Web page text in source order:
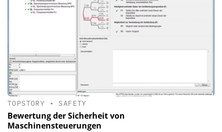
TOPSTORY • SAFETY
Bewertung der Sicherheit von
Maschinensteuerungen